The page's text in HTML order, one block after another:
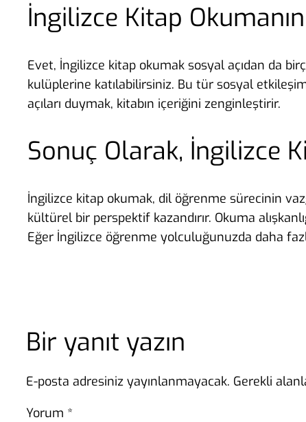
İngilizce Kitap
Evet, İngilizce kitap okumak sosyal açıdan da
kulüplerine katılabilirsiniz. Bu tür sosyal
açıları duymak, kitabın içeriğini zenginleştirir.
Sonuç Olarak, İngilizce
İngilizce kitap okumak, dil öğrenme sürecinin
kültürel bir perspektif kazandırır. Okuma
Eğer İngilizce öğrenme yolculuğunuzda daha
Bir yanıt yazın
E-posta adresiniz yayınlanmayacak. Gerekli
Yorum *